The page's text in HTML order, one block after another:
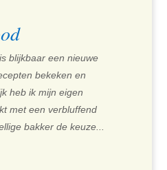
blijkbaar een nieuwe
bekeken en
heb ik mijn eigen
met een verbluffend
bakker de keuze...